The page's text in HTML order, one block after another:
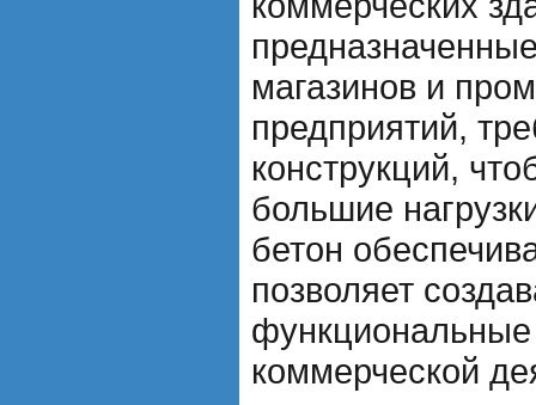
магазинов и
предприятий,
конструкций,
большие
бетон
позволяет
коммерческой